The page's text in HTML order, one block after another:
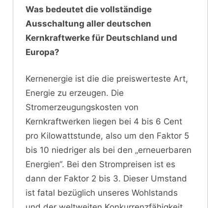
Was bedeutet die vollständige
Ausschaltung aller deutschen
Kernkraftwerke für Deutschland und
Europa?
Kernenergie ist die die preiswerteste Art,
Energie zu erzeugen. Die
Stromerzeugungskosten von
Kernkraftwerken liegen bei 4 bis 6 Cent
pro Kilowattstunde, also um den Faktor 5
bis 10 niedriger als bei den „erneuerbaren
Energien“. Bei den Strompreisen ist es
dann der Faktor 2 bis 3. Dieser Umstand
ist fatal bezüglich unseres Wohlstands